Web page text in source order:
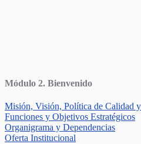
Módulo 2. Bienvenido
Misión, Visión, Política de Calidad
Funciones y Objetivos Estratégicos
Organigrama y Dependencias
Oferta Institucional